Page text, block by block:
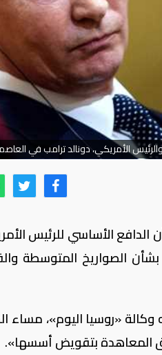
الأمريكي، دونالد ترامب في
الدافع الأساسي للرئيس
الصواريخ المتوسطة
«روسيا اليوم»، مساء
المعاهدة بتقويض أسسها».